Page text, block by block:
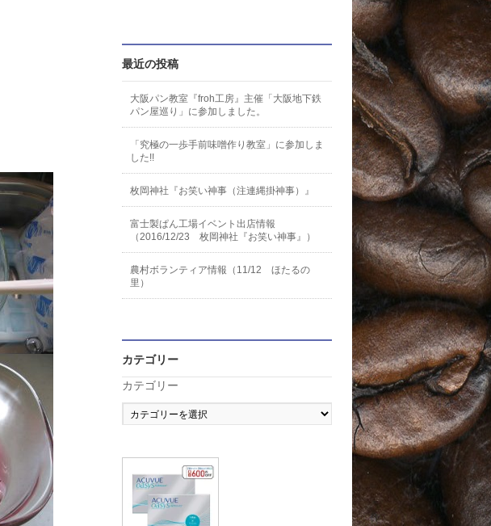
最近の投稿
大阪パン教室『froh工房』主催「大阪地下鉄
パン屋巡り」に参加しました。
「究極の一歩手前味噌作り教室」に参加しま
した!!
枚岡神社『お笑い神事（注連縄掛神事）』
富士製ぱん工場イベント出店情報
（2016/12/23 枚岡神社『お笑い神事』）
農村ボランティア情報（11/12 ほたるの
里）
カテゴリー
カテゴリー